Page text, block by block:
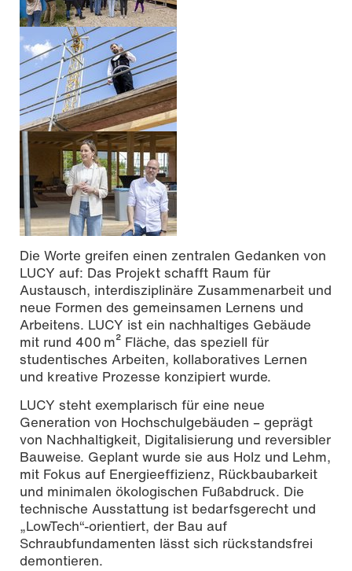
Die Worte greifen einen zentralen Gedanken von
LUCY auf: Das Projekt schafft Raum für
Austausch, interdisziplinäre Zusammenarbeit und
neue Formen des gemeinsamen Lernens und
Arbeitens. LUCY ist ein nachhaltiges Gebäude
mit rund 400 m² Fläche, das speziell für
studentisches Arbeiten, kollaboratives Lernen
und kreative Prozesse konzipiert wurde.
LUCY steht exemplarisch für eine neue
Generation von Hochschulgebäuden – geprägt
von Nachhaltigkeit, Digitalisierung und reversibler
Bauweise. Geplant wurde sie aus Holz und Lehm,
mit Fokus auf Energieeffizienz, Rückbaubarkeit
und minimalen ökologischen Fußabdruck. Die
technische Ausstattung ist bedarfsgerecht und
„LowTech“-orientiert, der Bau auf
Schraubfundamenten lässt sich rückstandsfrei
demontieren.